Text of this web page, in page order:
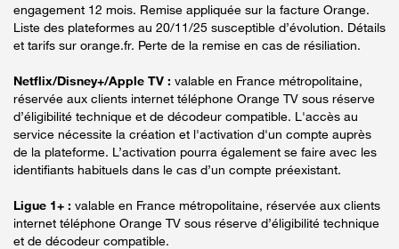
engagement 12 mois. Remise appliquée sur la facture Orange.
Liste des plateformes au 20/11/25 susceptible d’évolution. Détails
et tarifs sur orange.fr. Perte de la remise en cas de résiliation.
Netflix/Disney+/Apple TV : valable en France métropolitaine,
réservée aux clients internet téléphone Orange TV sous réserve
d’éligibilité technique et de décodeur compatible. L'accès au
service nécessite la création et l'activation d'un compte auprès
de la plateforme. L’activation pourra également se faire avec les
identifiants habituels dans le cas d’un compte préexistant.
Ligue 1+ : valable en France métropolitaine, réservée aux clients
internet téléphone Orange TV sous réserve d’éligibilité technique
et de décodeur compatible.